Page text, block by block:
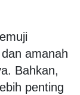
amanah
Bahkan,
penting